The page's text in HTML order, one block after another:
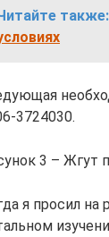
также:
3724030.
3 – Жгут
я просил на